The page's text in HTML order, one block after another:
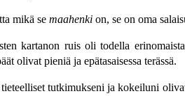
mikä se maahenkion, se on oma
kartanon ruis oli todella
olivat pieniä ja epätasaisessa terässä.
tutkimukseni ja kokeiluni